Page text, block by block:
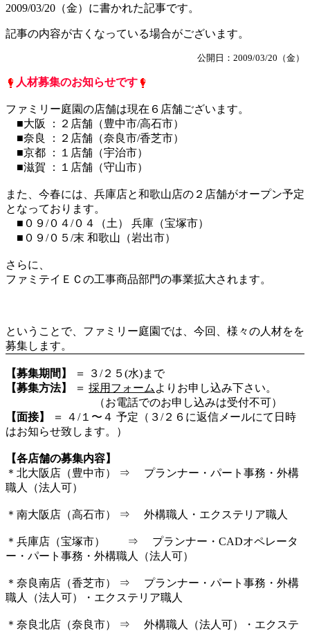
2009/03/20（金）に書かれた記事です。
記事の内容が古くなっている場合がございます。
公開日：2009/03/20（金）
人材募集のお知らせです
ファミリー庭園の店舗は現在６店舗ございます。
■大阪 ：２店舗（豊中市/高石市）
■奈良 ：２店舗（奈良市/香芝市）
■京都 ：１店舗（宇治市）
■滋賀 ：１店舗（守山市）
また、今春には、兵庫店と和歌山店の２店舗がオープン予定
となっております。
■０９/０４/０４（土） 兵庫（宝塚市）
■０９/０５/末 和歌山（岩出市）
さらに、
ファミテイＥＣの工事商品部門の事業拡大されます。
ということで、ファミリー庭園では、今回、様々の人材をを
募集します。
【募集期間】
＝ ３/２５(水)まで
【募集方法】
＝ 採用フォーム よりお申し込み下さい。
（お電話でのお申し込みは受付不可）
【面接】
＝ ４/１〜４ 予定（３/２６に返信メールにて日時
はお知らせ致します。）
【各店舗の募集内容】
＊北大阪店（豊中市） ⇒ プランナー・パート事務・外構
職人（法人可）
＊南大阪店（高石市） ⇒ 外構職人・エクステリア職人
＊兵庫店（宝塚市） ⇒ プランナー・CADオペレータ
ー・パート事務・外構職人（法人可）
＊奈良南店（香芝市） ⇒ プランナー・パート事務・外構
職人（法人可）・エクステリア職人
＊奈良北店（奈良市） ⇒ 外構職人（法人可）・エクステ